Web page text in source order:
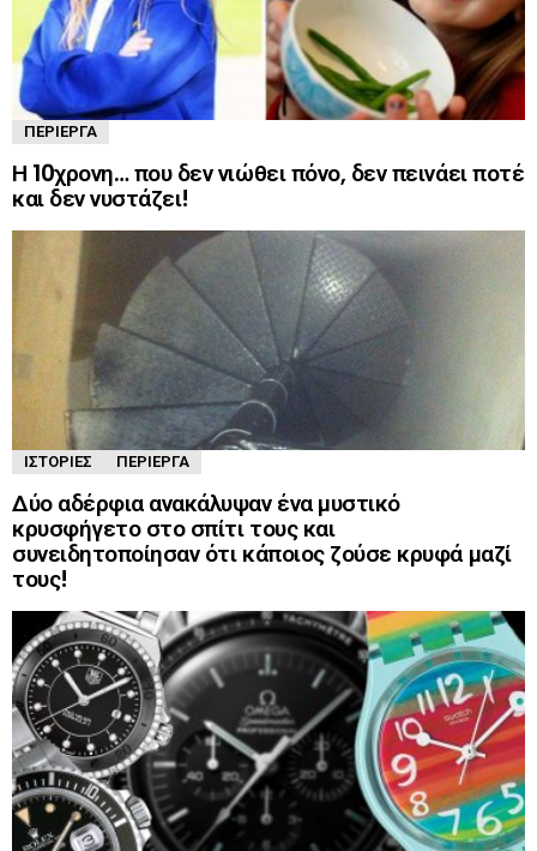
ΠΕΡΊΕΡΓΑ
Η 10χρονη… που δεν νιώθει πόνο, δεν πεινάει ποτέ
και δεν νυστάζει!
ΙΣΤΟΡΊΕΣ ΠΕΡΊΕΡΓΑ
Δύο αδέρφια ανακάλυψαν ένα μυστικό
κρυσφήγετο στο σπίτι τους και
συνειδητοποίησαν ότι κάποιος ζούσε κρυφά μαζί
τους!